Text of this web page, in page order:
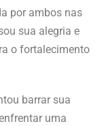
por ambos nas
sua alegria e
o fortalecimento
barrar sua
uma